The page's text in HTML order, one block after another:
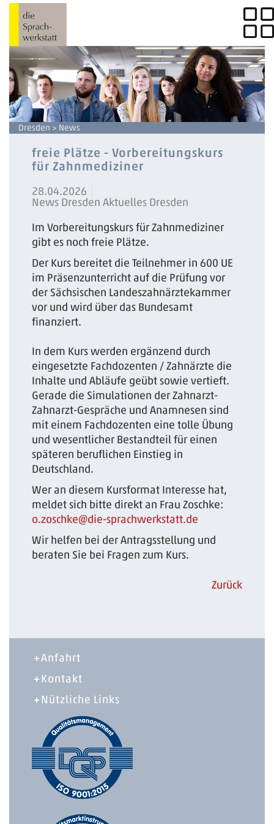
Dresden > News
freie Plätze - Vorbereitungskurs
für Zahnmediziner
28.04.2026
News Dresden Aktuelles Dresden
Im Vorbereitungskurs für Zahnmediziner
gibt es noch freie Plätze.
Der Kurs bereitet die Teilnehmer in 600 UE
im Präsenzunterricht auf die Prüfung vor
der Sächsischen Landeszahnärztekammer
vor und wird über das Bundesamt
finanziert.
In dem Kurs werden ergänzend durch
eingesetzte Fachdozenten / Zahnärzte die
Inhalte und Abläufe geübt sowie vertieft.
Gerade die Simulationen der Zahnarzt-
Zahnarzt-Gespräche und Anamnesen sind
mit einem Fachdozenten eine tolle Übung
und wesentlicher Bestandteil für einen
späteren beruflichen Einstieg in
Deutschland.
Wer an diesem Kursformat Interesse hat,
meldet sich bitte direkt an Frau Zoschke:
o.zoschke@die-sprachwerkstatt.de
Wir helfen bei der Antragsstellung und
beraten Sie bei Fragen zum Kurs.
Zurück
Anfahrt
Kontakt
Nützliche Links